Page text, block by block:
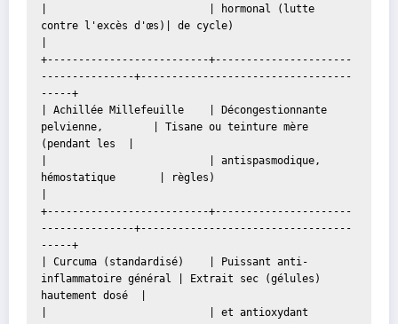
|                          | hormonal (lutte
contre l'excès d'œs)| de cycle)
+--------------------------+----------------------
---------------+----------------------------------
-----+
| Achillée Millefeuille    | Décongestionnante
pelvienne,        | Tisane ou teinture mère
(pendant les  |
|                          | antispasmodique,
hémostatique       | règles)
+--------------------------+----------------------
---------------+----------------------------------
-----+
| Curcuma (standardisé)    | Puissant anti-
inflammatoire général | Extrait sec (gélules)
hautement dosé  |
|                          | et antioxydant